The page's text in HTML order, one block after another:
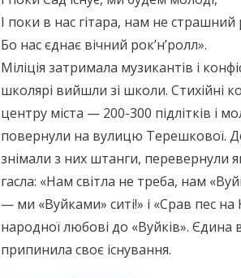
І поки в нас гітара, нам не страшний
Бо нас єднає вічний рок’н’ролл».
Міліція затримала музикантів і
школярі вийшли зі школи. Стихійні
центру міста — 200-300 підлітків і
повернули на вулицю Терешкової.
знімали з них штанги, перевернули
гасла: «Нам світла не треба, нам
— ми «Вуйками» ситі!» і «Срав пес на
народної любові до «Вуйків». Єдина
припинила своє існування.